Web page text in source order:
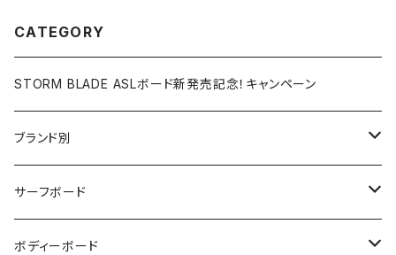
CATEGORY
STORM BLADE ASLボード新発売記念！キャンペーン
ブランド別
V-BODY BOARDS
ZEBEC
サーフボード
サーフボード
ボディーボード